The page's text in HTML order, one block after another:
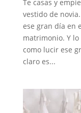
Te casas y
vestido de
ese gran día en
matrimonio. Y
como lucir ese
claro es...